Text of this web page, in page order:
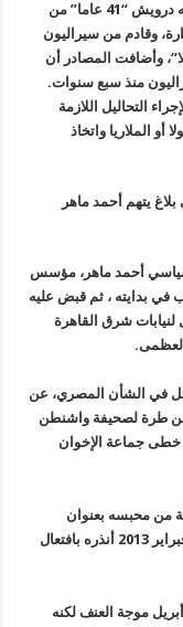
الحجر الصحي في راكب مصري يدعى خالد عبد الله درويش “41 عاما” من
وقادم من سيراليون
وأضافت المصادر أن
منذ سبع سنوات.
التحاليل اللازمة
الملاريا واتخاذ
يتهم أحمد ماهر
السياسي أحمد ماهر، مؤسس
في بدايته ، ثم قبض عليه
لنيابات شرق القاهرة
العظمى.
في الشأن المصري، عن
طرة لصحيفة واشنطن
خطى جماعة الإخوان
من محبسه بعنوان
“للأسف كنت أعلم” قال فيها: إنه قابل شخصا في فبراير 2013 أنذره بافتعال
وأضاف ماهر أن هذا الشخص طلب منه أن تقود 6 أبريل موجة العنف لكنه